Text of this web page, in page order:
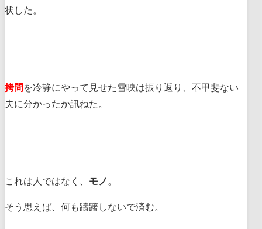
状した。
拷問 を冷静にやって見せた雪映は振り返り、不甲斐ない
夫に分かったか訊ねた。
これは人ではなく、 モノ 。
そう思えば、何も躊躇しないで済む。